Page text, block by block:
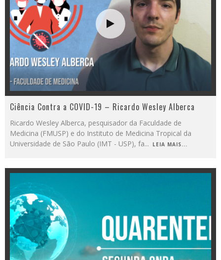
Ciência Contra a COVID-19 – Ricardo Wesley Alberca
Ricardo Wesley Alberca, pesquisador da Faculdade de
Medicina (FMUSP) e do Instituto de Medicina Tropical da
Universidade de São Paulo (IMT - USP), fa... LEIA MAIS...